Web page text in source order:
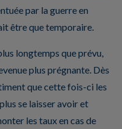
par la guerre en
être que temporaire.
longtemps que prévu,
plus prégnante. Dès
que cette fois-ci les
se laisser avoir et
les taux en cas de